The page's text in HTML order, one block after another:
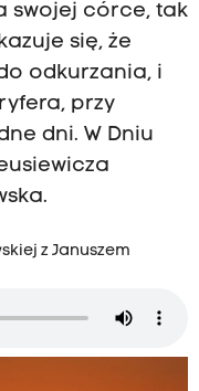
swojej córce, tak
się, że
odkurzania, i
przy
dni. W Dniu
z Januszem